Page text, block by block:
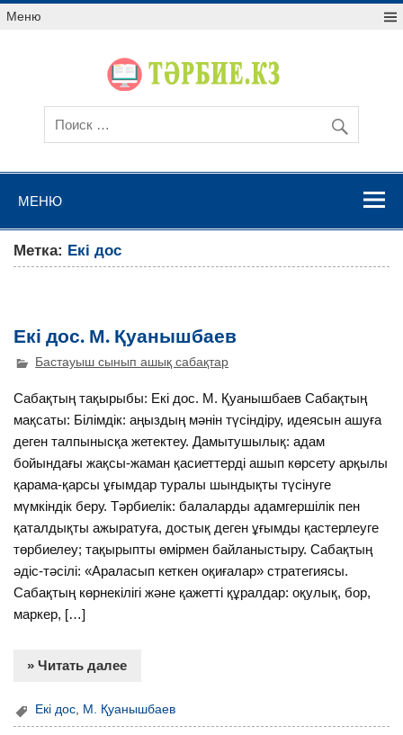
Меню
МЕНЮ
Метка: Екі дос
Екі дос. М. Қуанышбаев
Бастауыш сынып ашық сабақтар
Сабақтың тақырыбы: Екі дос. М. Қуанышбаев Сабақтың
мақсаты: Білімдік: аңыздың мәнін түсіндіру, идеясын ашуға
деген талпынысқа жетектеу. Дамытушылық: адам
бойындағы жақсы-жаман қасиеттерді ашып көрсету арқылы
қарама-қарсы ұғымдар туралы шындықты түсінуге
мүмкіндік беру. Тәрбиелік: балаларды адамгершілік пен
қаталдықты ажыратуға, достық деген ұғымды қастерлеуге
төрбиелеу; тақырыпты өмірмен байланыстыру. Сабақтың
әдіс-тәсілі: «Араласып кеткен оқиғалар» стратегиясы.
Сабақтың көрнекілігі және қажетті құралдар: оқулық, бор,
маркер, […]
» Читать далее
Екі дос, М. Қуанышбаев